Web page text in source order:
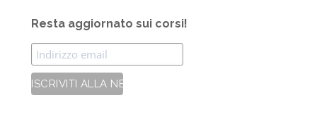
Resta aggiornato sui corsi!